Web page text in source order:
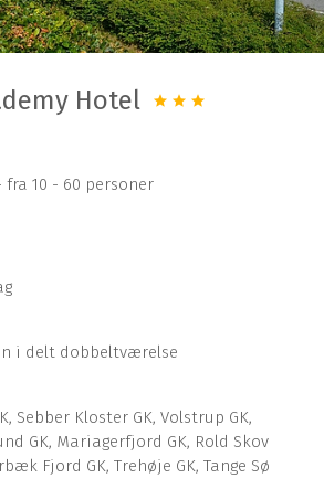
Hotel
10 - 60 personer
i delt dobbeltværelse
Sebber Kloster GK, Volstrup GK,
GK, Mariagerfjord GK, Rold Skov
Fjord GK, Trehøje GK, Tange Sø